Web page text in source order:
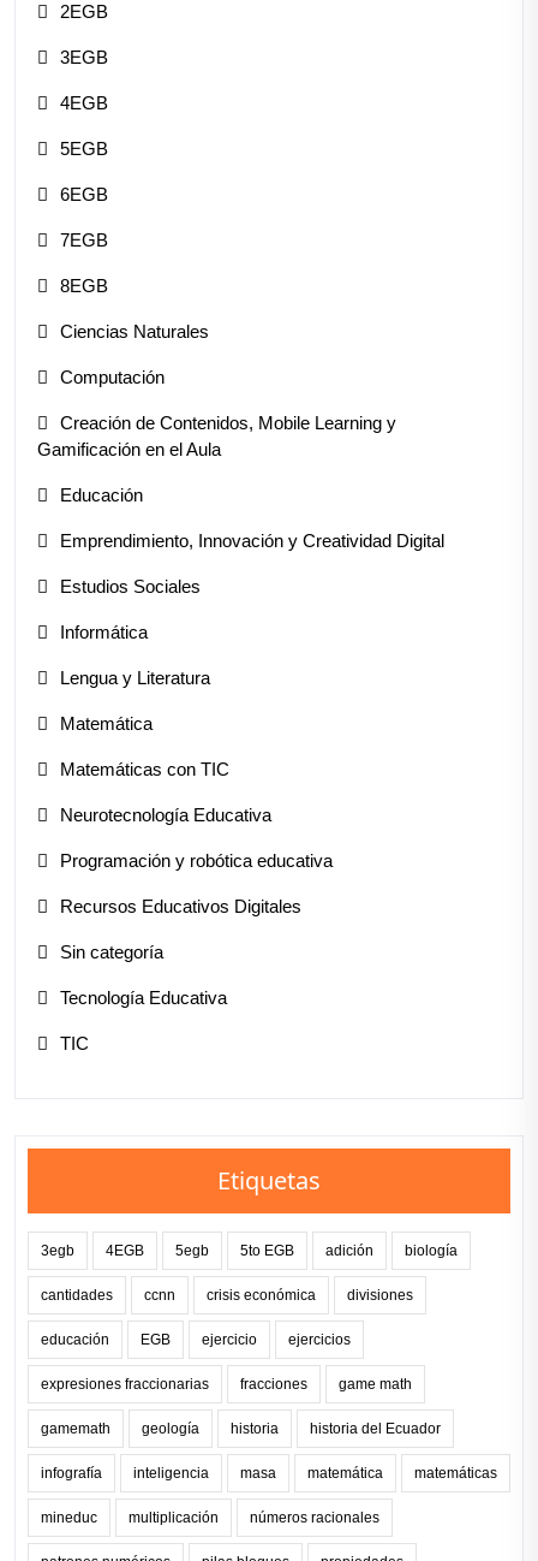
2EGB
3EGB
4EGB
5EGB
6EGB
7EGB
8EGB
Ciencias Naturales
Computación
Creación de Contenidos, Mobile Learning y
Gamificación en el Aula
Educación
Emprendimiento, Innovación y Creatividad Digital
Estudios Sociales
Informática
Lengua y Literatura
Matemática
Matemáticas con TIC
Neurotecnología Educativa
Programación y robótica educativa
Recursos Educativos Digitales
Sin categoría
Tecnología Educativa
TIC
Etiquetas
3egb 4EGB 5egb 5to EGB adición biología
cantidades ccnn crisis económica divisiones
educación EGB ejercicio ejercicios
expresiones fraccionarias fracciones game math
gamemath geología historia historia del Ecuador
infografía inteligencia masa matemática matemáticas
mineduc multiplicación números racionales